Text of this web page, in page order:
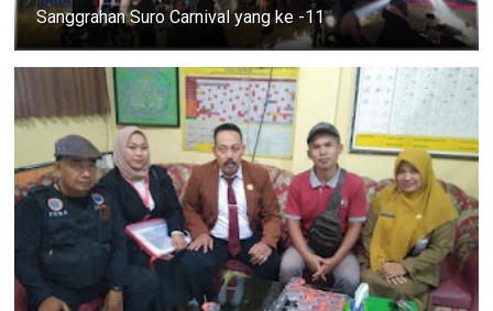
Sanggrahan Suro Carnival yang ke -11